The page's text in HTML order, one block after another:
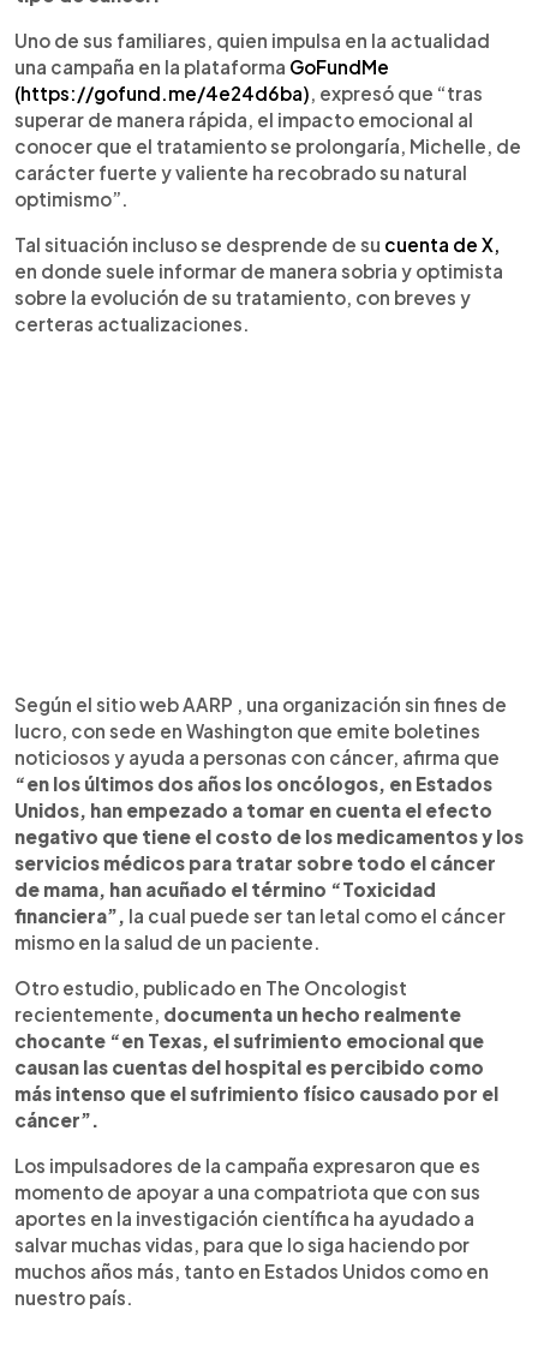
Uno de sus familiares, quien impulsa en la actualidad
una campaña en la plataforma GoFundMe
(https://gofund.me/4e24d6ba) , expresó que “tras
superar de manera rápida, el impacto emocional al
conocer que el tratamiento se prolongaría, Michelle, de
carácter fuerte y valiente ha recobrado su natural
optimismo”.
Tal situación incluso se desprende de su cuenta de X,
en donde suele informar de manera sobria y optimista
sobre la evolución de su tratamiento, con breves y
certeras actualizaciones.
Según el sitio web AARP , una organización sin fines de
lucro, con sede en Washington que emite boletines
noticiosos y ayuda a personas con cáncer, afirma que
“en los últimos dos años los oncólogos, en Estados
Unidos, han empezado a tomar en cuenta el efecto
negativo que tiene el costo de los medicamentos y los
servicios médicos para tratar sobre todo el cáncer
de mama, han acuñado el término “Toxicidad
financiera”, la cual puede ser tan letal como el cáncer
mismo en la salud de un paciente.
Otro estudio, publicado en The Oncologist
recientemente, documenta un hecho realmente
chocante “en Texas, el sufrimiento emocional que
causan las cuentas del hospital es percibido como
más intenso que el sufrimiento físico causado por el
cáncer”.
Los impulsadores de la campaña expresaron que es
momento de apoyar a una compatriota que con sus
aportes en la investigación científica ha ayudado a
salvar muchas vidas, para que lo siga haciendo por
muchos años más, tanto en Estados Unidos como en
nuestro país.